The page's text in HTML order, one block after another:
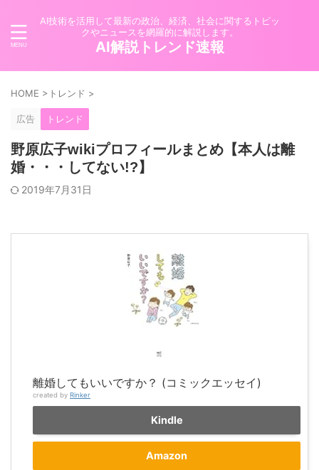
AI技術を活用して最新の政治、経済、社会に関するトピッ
クやニュースを網羅的に解説します。
AI解説トレンド速報
HOME > トレンド >
広告 トレンド
野原広子wikiプロフィールまとめ【本人は離
婚・・・してない!?】
2019年7月31日
離婚してもいいですか？ (コミックエッセイ)
created by Rinker
Kindle
Amazon